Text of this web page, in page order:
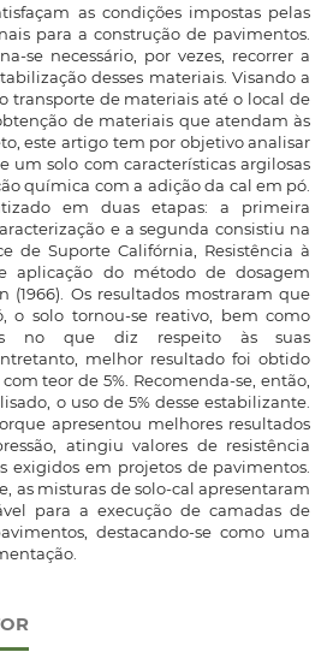
as condições impostas pelas
para a construção de pavimentos.
se necessário, por vezes, recorrer a
desses materiais. Visando a
transporte de materiais até o local de
de materiais que atendam às
este artigo tem por objetivo analisar
um solo com características argilosas
química com a adição da cal em pó.
em duas etapas: a primeira
e a segunda consistiu na
de Suporte Califórnia, Resistência à
aplicação do método de dosagem
(1966). Os resultados mostraram que
o solo tornou-se reativo, bem como
no que diz respeito às suas
melhor resultado foi obtido
teor de 5%. Recomenda-se, então,
o uso de 5% desse estabilizante.
apresentou melhores resultados
atingiu valores de resistência
exigidos em projetos de pavimentos.
as misturas de solo-cal apresentaram
para a execução de camadas de
destacando-se como uma